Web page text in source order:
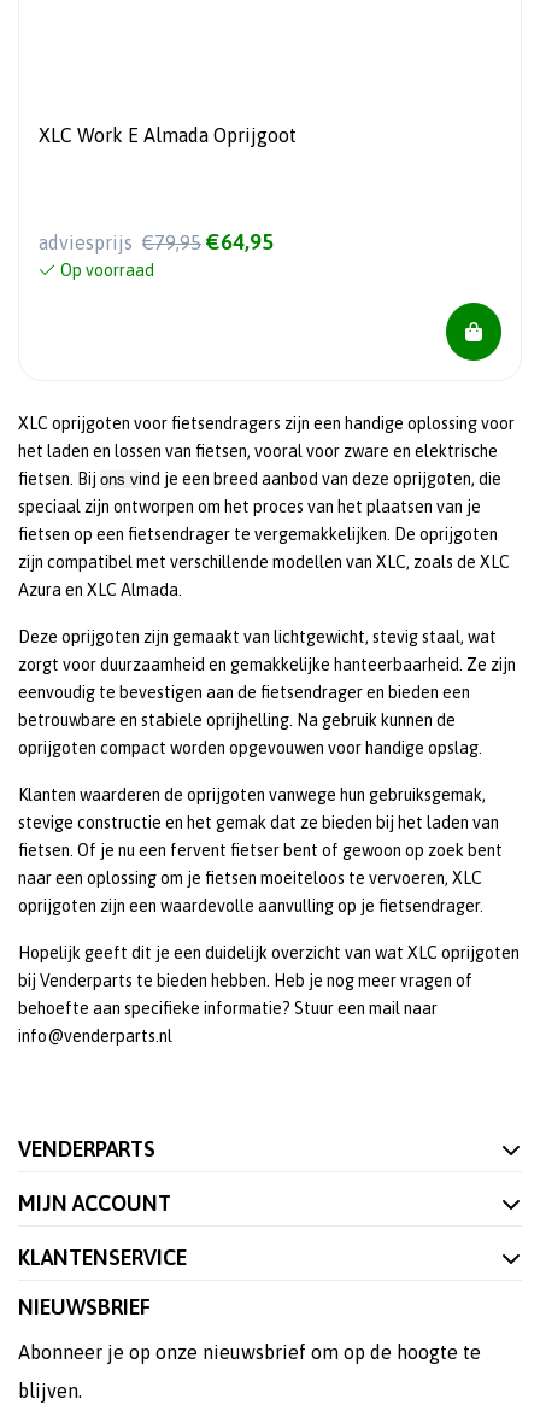
XLC Work E Almada Oprijgoot
adviesprijs €79,95 €64,95
Op voorraad
XLC oprijgoten voor fietsendragers zijn een handige oplossing voor
het laden en lossen van fietsen, vooral voor zware en elektrische
fietsen. Bij ons vind je een breed aanbod van deze oprijgoten, die
speciaal zijn ontworpen om het proces van het plaatsen van je
fietsen op een fietsendrager te vergemakkelijken. De oprijgoten
zijn compatibel met verschillende modellen van XLC, zoals de XLC
Azura en XLC Almada.
Deze oprijgoten zijn gemaakt van lichtgewicht, stevig staal, wat
zorgt voor duurzaamheid en gemakkelijke hanteerbaarheid. Ze zijn
eenvoudig te bevestigen aan de fietsendrager en bieden een
betrouwbare en stabiele oprijhelling. Na gebruik kunnen de
oprijgoten compact worden opgevouwen voor handige opslag.
Klanten waarderen de oprijgoten vanwege hun gebruiksgemak,
stevige constructie en het gemak dat ze bieden bij het laden van
fietsen. Of je nu een fervent fietser bent of gewoon op zoek bent
naar een oplossing om je fietsen moeiteloos te vervoeren, XLC
oprijgoten zijn een waardevolle aanvulling op je fietsendrager.
Hopelijk geeft dit je een duidelijk overzicht van wat XLC oprijgoten
bij Venderparts te bieden hebben. Heb je nog meer vragen of
behoefte aan specifieke informatie? Stuur een mail naar
info@venderparts.nl
VENDERPARTS
MIJN ACCOUNT
KLANTENSERVICE
NIEUWSBRIEF
Abonneer je op onze nieuwsbrief om op de hoogte te
blijven.